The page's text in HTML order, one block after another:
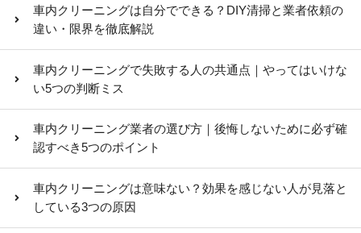
車内クリーニングは自分でできる？DIY清掃と業者依頼の
違い・限界を徹底解説
車内クリーニングで失敗する人の共通点｜やってはいけな
い5つの判断ミス
車内クリーニング業者の選び方｜後悔しないために必ず確
認すべき5つのポイント
車内クリーニングは意味ない？効果を感じない人が見落と
している3つの原因